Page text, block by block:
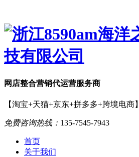
网店整合营销代运营服务商
【淘宝+天猫+京东+拼多多+跨境电商】
免费咨询热线： 135-7545-7943
首页
关于我们